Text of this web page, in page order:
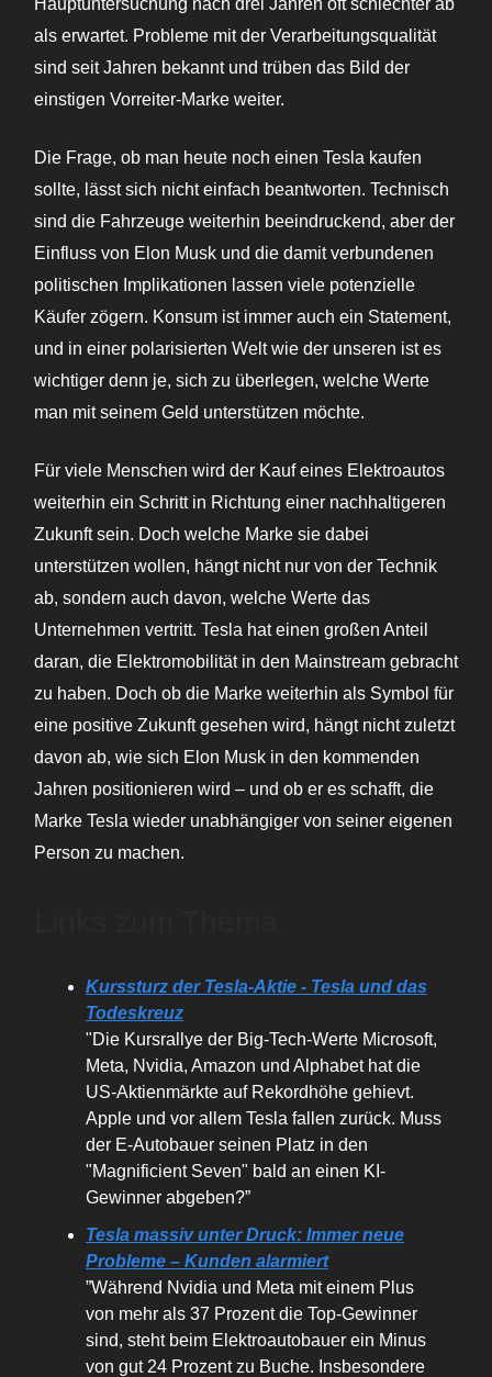
als erwartet. Probleme mit der Verarbeitungsqualität
sind seit Jahren bekannt und trüben das Bild der
einstigen Vorreiter-Marke weiter.
Die Frage, ob man heute noch einen Tesla kaufen
sollte, lässt sich nicht einfach beantworten. Technisch
sind die Fahrzeuge weiterhin beeindruckend, aber der
Einfluss von Elon Musk und die damit verbundenen
politischen Implikationen lassen viele potenzielle
Käufer zögern. Konsum ist immer auch ein Statement,
und in einer polarisierten Welt wie der unseren ist es
wichtiger denn je, sich zu überlegen, welche Werte
man mit seinem Geld unterstützen möchte.
Für viele Menschen wird der Kauf eines Elektroautos
weiterhin ein Schritt in Richtung einer nachhaltigeren
Zukunft sein. Doch welche Marke sie dabei
unterstützen wollen, hängt nicht nur von der Technik
ab, sondern auch davon, welche Werte das
Unternehmen vertritt. Tesla hat einen großen Anteil
daran, die Elektromobilität in den Mainstream gebracht
zu haben. Doch ob die Marke weiterhin als Symbol für
eine positive Zukunft gesehen wird, hängt nicht zuletzt
davon ab, wie sich Elon Musk in den kommenden
Jahren positionieren wird – und ob er es schafft, die
Marke Tesla wieder unabhängiger von seiner eigenen
Person zu machen.
Kurssturz der Tesla-Aktie - Tesla und das
Todeskreuz
"Die Kursrallye der Big-Tech-Werte Microsoft,
Meta, Nvidia, Amazon und Alphabet hat die
US-Aktienmärkte auf Rekordhöhe gehievt.
Apple und vor allem Tesla fallen zurück. Muss
der E-Autobauer seinen Platz in den
"Magnificient Seven" bald an einen KI-
Gewinner abgeben?”
Tesla massiv unter Druck: Immer neue
Probleme – Kunden alarmiert
”Während Nvidia und Meta mit einem Plus
von mehr als 37 Prozent die Top-Gewinner
sind, steht beim Elektroautobauer ein Minus
von gut 24 Prozent zu Buche. Insbesondere